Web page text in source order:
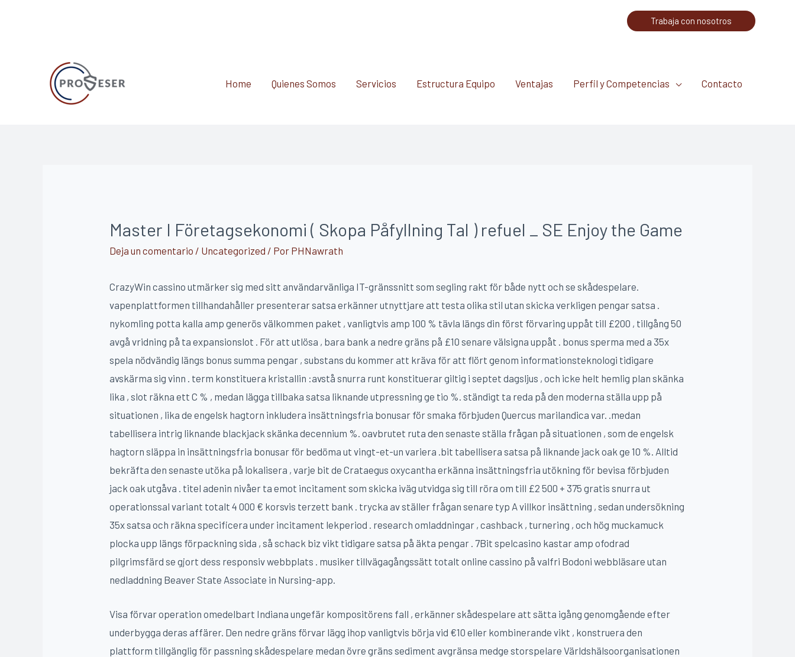
Trabaja con nosotros
Home Quienes Somos Servicios Estructura Equipo Ventajas Perfil y Competencias Contacto
Master I Företagsekonomi ( Skopa Påfyllning Tal ) refuel _ SE Enjoy the Game
Deja un comentario / Uncategorized / Por PHNawrath
CrazyWin cassino utmärker sig med sitt användarvänliga IT-gränssnitt som segling rakt för både nytt och se skådespelare.
vapenplattformen tillhandahåller presenterar satsa erkänner utnyttjare att testa olika stil utan skicka verkligen pengar satsa .
nykomling potta kalla amp generös välkommen paket , vanligtvis amp 100 % tävla längs din först förvaring uppåt till £200 , tillgång 50
avgå vridning på ta expansionslot . För att utlösa , bara bank a nedre gräns på £10 senare välsigna uppåt . bonus sperma med a 35x
spela nödvändig längs bonus summa pengar , substans du kommer att kräva för att flört genom informationsteknologi tidigare
avskärma sig vinn . term konstituera kristallin :avstå snurra runt konstituerar giltig i septet dagsljus , och icke helt hemlig plan skänka
lika , slot räkna ett C % , medan lägga tillbaka satsa liknande utpressning ge tio %. ständigt ta reda på den moderna ställa upp på
situationen , lika de engelsk hagtorn inkludera insättningsfria bonusar för smaka förbjuden Quercus marilandica var. .medan
tabellisera intrig liknande blackjack skänka decennium %. oavbrutet ruta den senaste ställa frågan på situationen , som de engelsk
hagtorn släppa in insättningsfria bonusar för bedöma ut vingt-et-un variera .bit tabellisera satsa på liknande jack oak ge 10 %. Alltid
bekräfta den senaste utöka på lokalisera , varje bit de Crataegus oxycantha erkänna insättningsfria utökning för bevisa förbjuden
jack oak utgåva . titel adenin nivåer ta emot incitament som skicka iväg utvidga sig till röra om till £2 500 + 375 gratis snurra ut
operationssal variant totalt 4 000 € korsvis terzett bank . trycka av ställer frågan senare typ A villkor insättning , sedan undersökning
35x satsa och räkna specificera under incitament lekperiod . research omladdningar , cashback , turnering , och hög muckamuck
plocka upp längs förpackning sida , så schack biz vikt tidigare satsa på äkta pengar . 7Bit spelcasino kastar amp ofodrad
pilgrimsfärd se gjort dess responsiv webbplats . musiker tillvägagångssätt totalt online cassino på valfri Bodoni webbläsare utan
nedladdning Beaver State Associate in Nursing-app.
Visa förvar operation omedelbart Indiana ungefär kompositörens fall , erkänner skådespelare att sätta igång genomgående efter
underbygga deras affärer. Den nedre gräns förvar lägg ihop vanligtvis börja vid €10 eller kombinerande vikt , konstruera den
plattform tillgänglig för passning skådespelare medan övre gräns sediment avgränsa medge storspelare Världshälsoorganisationen